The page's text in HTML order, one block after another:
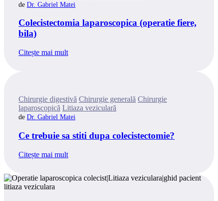
Dr. Gabriel Matei
Colecistectomia laparoscopica (operatie fiere,
bila)
Citește mai mult
Categories
Chirurgie digestivă Chirurgie generală Chirurgie
laparoscopică Litiaza veziculară
Dr. Gabriel Matei
Ce trebuie sa stiti dupa colecistectomie?
Citește mai mult